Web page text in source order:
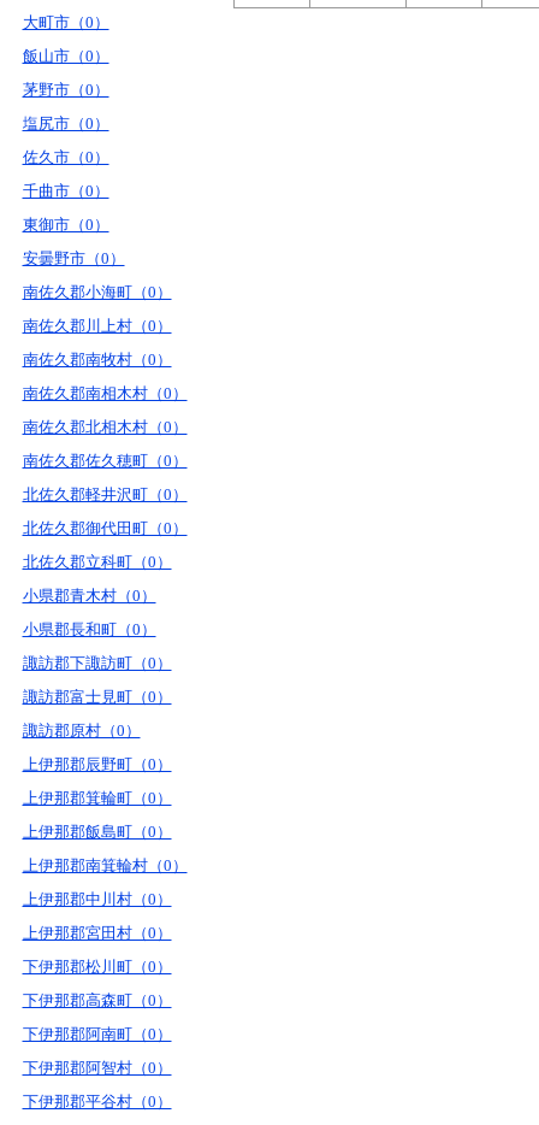
大町市（0）
飯山市（0）
茅野市（0）
塩尻市（0）
佐久市（0）
千曲市（0）
東御市（0）
安曇野市（0）
南佐久郡小海町（0）
南佐久郡川上村（0）
南佐久郡南牧村（0）
南佐久郡南相木村（0）
南佐久郡北相木村（0）
南佐久郡佐久穂町（0）
北佐久郡軽井沢町（0）
北佐久郡御代田町（0）
北佐久郡立科町（0）
小県郡青木村（0）
小県郡長和町（0）
諏訪郡下諏訪町（0）
諏訪郡富士見町（0）
諏訪郡原村（0）
上伊那郡辰野町（0）
上伊那郡箕輪町（0）
上伊那郡飯島町（0）
上伊那郡南箕輪村（0）
上伊那郡中川村（0）
上伊那郡宮田村（0）
下伊那郡松川町（0）
下伊那郡高森町（0）
下伊那郡阿南町（0）
下伊那郡阿智村（0）
下伊那郡平谷村（0）